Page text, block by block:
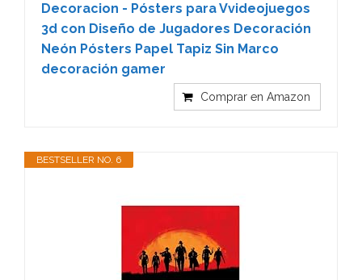
Decoracion - Pósters para Vvideojuegos
3d con Diseño de Jugadores Decoración
Neón Pósters Papel Tapiz Sin Marco
decoración gamer
Comprar en Amazon
BESTSELLER NO. 6